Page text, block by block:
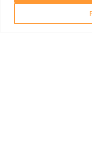
provare lo street food